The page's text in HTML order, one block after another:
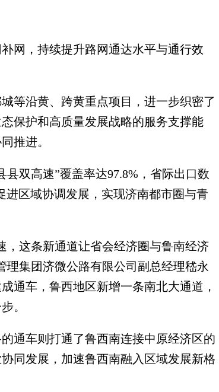
，持续提升路网通达水平与通行效
沿黄、跨黄重点项目，进一步织密了
保护和高质量发展战略的服务支撑能
推进。
双高速”覆盖率达97.8%，省际出口数
进区域协调发展，实现济南都市圈与青
这条新通道让省会经济圈与鲁南经济
理集团济微公路有限公司副总经理嵇永
通车，鲁西地区新增一条南北大通道，
。
车则打通了鲁西南连接中原经济区的
同发展，加速鲁西南融入区域发展新格